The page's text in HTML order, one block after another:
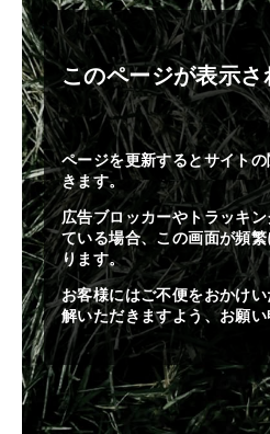
このページが表示
ページを更新するとサイト
きます。
広告ブロッカーやトラッキ
ている場合、この画面が頻
ります。
お客様にはご不便をおかけ
解いただきますよう、お願